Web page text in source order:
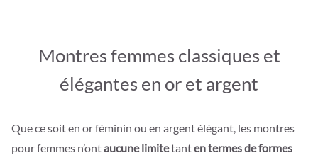
Montres femmes classiques et
élégantes en or et argent
Que ce soit en or féminin ou en argent élégant, les montres
pour femmes n’ontaucune limitetanten termes de formes